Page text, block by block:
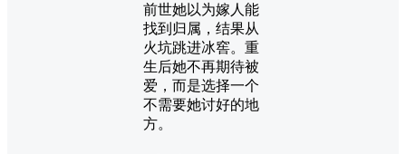
前世她以为嫁人能
找到归属，结果从
火坑跳进冰窖。重
生后她不再期待被
爱，而是选择一个
不需要她讨好的地
方。